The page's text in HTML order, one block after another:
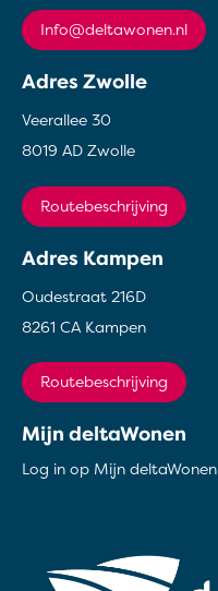
info@deltawonen.nl
Adres Zwolle
Veerallee 30
8019 AD Zwolle
Routebeschrijving
Adres Kampen
Oudestraat 216D
8261 CA Kampen
Routebeschrijving
Mijn deltaWonen
Log in op Mijn deltaWonen